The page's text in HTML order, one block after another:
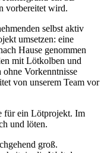
selbst aktiv
umsetzen: eine
Hause genommen
mit Lötkolben und
Vorkenntnisse
von unserem Team vor
groß.